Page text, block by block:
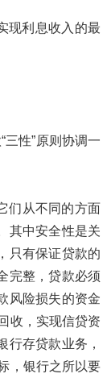
现利息收入的最
性”原则协调一
们从不同的方面
其中安全性是关
只有保证贷款的
完整，贷款必须
风险损失的资金
收，实现信贷资
行存贷款业务，
，银行之所以要